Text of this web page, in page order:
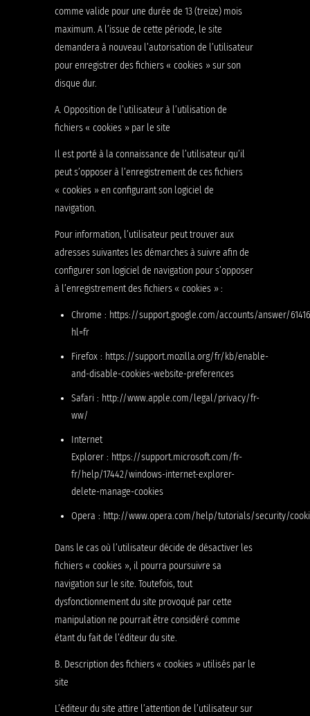
comme valide pour une durée de 13 (treize) mois
maximum. A l’issue de cette période, le site
demandera à nouveau l’autorisation de l’utilisateur
pour enregistrer des fichiers « cookies » sur son
disque dur.
A. Opposition de l’utilisateur à l’utilisation de
fichiers « cookies » par le site
Il est porté à la connaissance de l’utilisateur qu’il
peut s’opposer à l’enregistrement de ces fichiers
« cookies » en configurant son logiciel de
navigation.
Pour information, l’utilisateur peut trouver aux
adresses suivantes les démarches à suivre afin de
configurer son logiciel de navigation pour s’opposer
à l’enregistrement des fichiers « cookies » :
Chrome : https://support.google.com/accounts/answer/
hl=fr
Firefox : https://support.mozilla.org/fr/kb/enable-
and-disable-cookies-website-preferences
Safari : http://www.apple.com/legal/privacy/fr-
ww/
Internet
Explorer : https://support.microsoft.com/fr-
fr/help/17442/windows-internet-explorer-
delete-manage-cookies
Opera : http://www.opera.com/help/tutorials/security/
Dans le cas où l’utilisateur décide de désactiver les
fichiers « cookies », il pourra poursuivre sa
navigation sur le site. Toutefois, tout
dysfonctionnement du site provoqué par cette
manipulation ne pourrait être considéré comme
étant du fait de l’éditeur du site.
B. Description des fichiers « cookies » utilisés par le
site
L’éditeur du site attire l’attention de l’utilisateur sur